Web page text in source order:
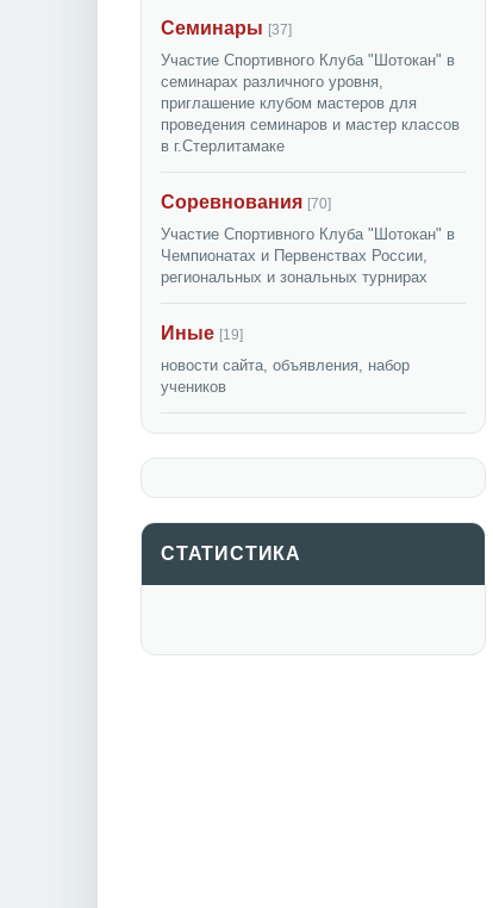
Семинары [37]
Участие Спортивного Клуба "Шотокан" в
семинарах различного уровня,
приглашение клубом мастеров для
проведения семинаров и мастер классов
в г.Стерлитамаке
Соревнования [70]
Участие Спортивного Клуба "Шотокан" в
Чемпионатах и Первенствах России,
региональных и зональных турнирах
Иные [19]
новости сайта, объявления, набор
учеников
СТАТИСТИКА